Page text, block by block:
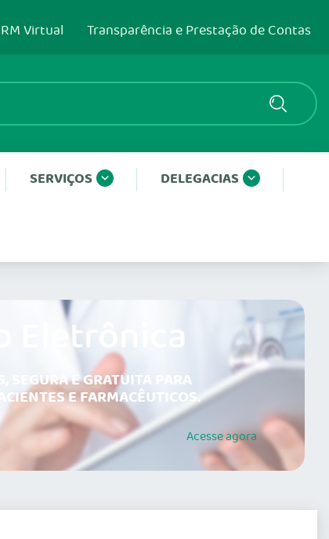
Virtual Transparência e Prestação de Contas
SERVIÇOS DELEGACIAS
Eletrônica
SEGURA E GRATUITA PARA
E FARMACÊUTICOS.
Acesseagora